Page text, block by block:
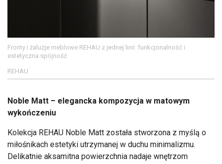
Fronty i żaluzje meblowe REHAU z jednej linii: funkcjonalność i
estetyczna spójność
REHAU
Noble Matt – elegancka kompozycja w matowym
wykończeniu
Kolekcja REHAU Noble Matt została stworzona z myślą o
miłośnikach estetyki utrzymanej w duchu minimalizmu.
Delikatnie aksamitna powierzchnia nadaje wnętrzom